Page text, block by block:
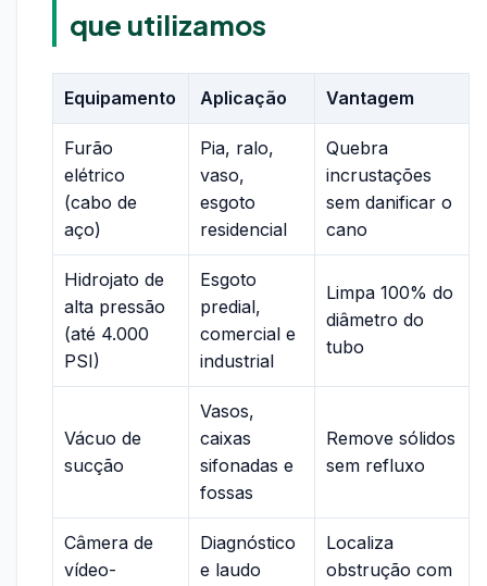
que utilizamos
Equipamento Aplicação Vantagem
Furão
elétrico
(cabo de
aço)
Pia, ralo,
vaso,
esgoto
residencial
Quebra
incrustações
sem danificar o
cano
Hidrojato de
alta pressão
(até 4.000
PSI)
Esgoto
predial,
comercial e
industrial
Limpa 100% do
diâmetro do
tubo
Vácuo de
sucção
Vasos,
caixas
sifonadas e
fossas
Remove sólidos
sem refluxo
Câmera de
vídeo-
Diagnóstico
e laudo
Localiza
obstrução com